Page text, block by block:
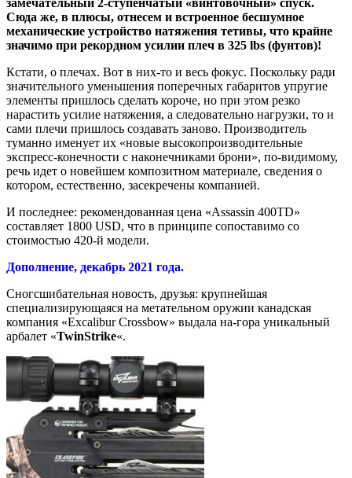
замечательный 2-ступенчатый «винтовочный» спуск.
Сюда же, в плюсы, отнесем и встроенное бесшумное
механические устройство натяжения тетивы, что крайне
значимо при рекордном усилии плеч в 325 lbs (фунтов)!
Кстати, о плечах. Вот в них-то и весь фокус. Поскольку ради
значительного уменьшения поперечных габаритов упругие
элементы пришлось сделать короче, но при этом резко
нарастить усилие натяжения, а следовательно нагрузки, то и
сами плечи пришлось создавать заново. Производитель
туманно именует их «новые высокопроизводительные
экспресс-конечности с наконечниками брони», по-видимому,
речь идет о новейшем композитном материале, сведения о
котором, естественно, засекречены компанией.
И последнее: рекомендованная цена «Assassin 400TD»
составляет 1800 USD, что в принципе сопоставимо со
стоимостью 420-й модели.
Дополнение, декабрь 2021 года.
Сногсшибательная новость, друзья: крупнейшая
специализирующаяся на метательном оружии канадская
компания «Excalibur Crossbow» выдала на-гора уникальный
арбалет «TwinStrike«.